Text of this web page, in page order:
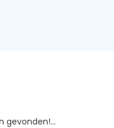
gevonden!...